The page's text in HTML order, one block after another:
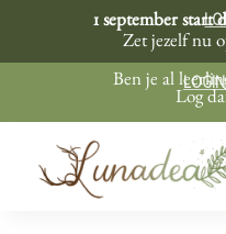
1 september start
Zet jezelf nu
Ben je al
Log